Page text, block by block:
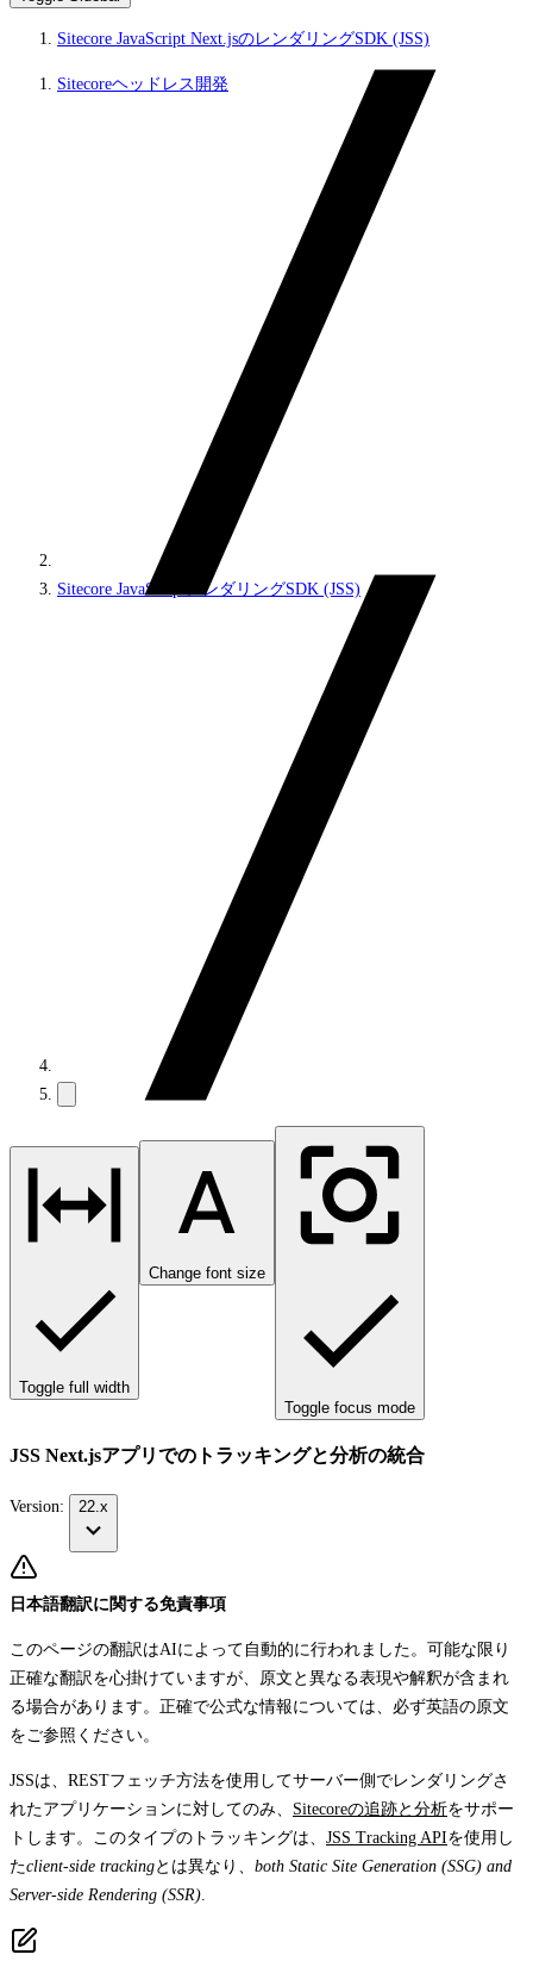
Sitecore JavaScript Next.jsのレンダリングSDK (JSS)
Sitecoreヘッドレス開発
Sitecore JavaScriptレンダリングSDK (JSS)
Toggle full width
Change font size
Toggle focus mode
JSS Next.jsアプリでのトラッキングと分析の統合
Version: 22.x
日本語翻訳に関する免責事項
このページの翻訳はAIによって自動的に行われました。可能な限り
正確な翻訳を心掛けていますが、原文と異なる表現や解釈が含まれ
る場合があります。正確で公式な情報については、必ず英語の原文
をご参照ください。
JSSは、RESTフェッチ方法を使用してサーバー側でレンダリングさ
れたアプリケーションに対してのみ、 Sitecoreの追跡と分析をサポー
トします。このタイプのトラッキングは、 JSS Tracking APIを使用し
たclient-side trackingとは異なり、 both Static Site Generation (SSG) and
Server-side Rendering (SSR)